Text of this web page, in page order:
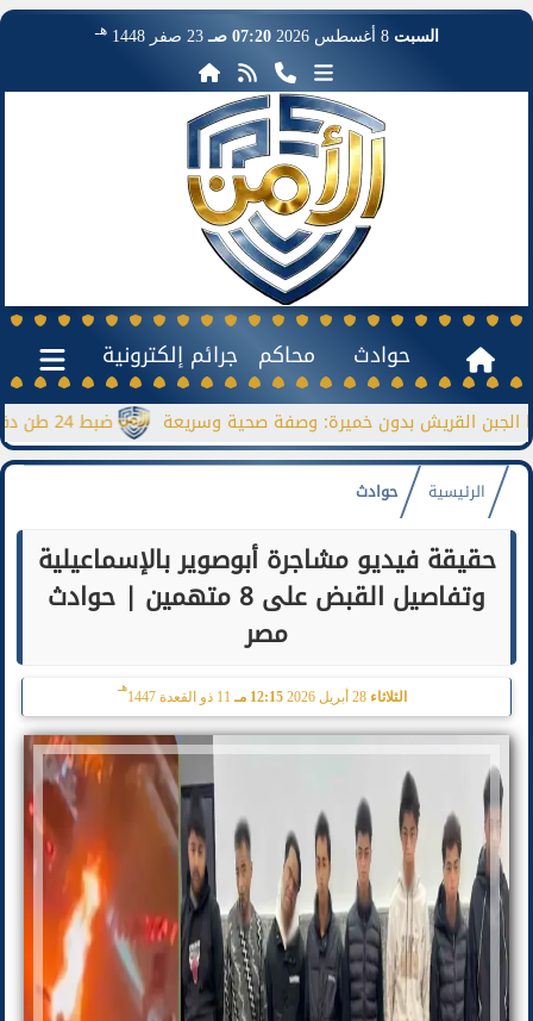
السبت 8 أغسطس 2026 07:20 صـ 23 صفر 1448 هـ
حوادث محاكم جرائم إلكترونية
ضبط 24 طن دقيق مدعم قبل بيعها بالسوق السوداء القريش بدون خميرة: وصفة صحية وسريعة
الرئيسية حوادث
حقيقة فيديو مشاجرة أبوصوير بالإسماعيلية
وتفاصيل القبض على 8 متهمين | حوادث
مصر
الثلاثاء 28 أبريل 2026 12:15 مـ 11 ذو القعدة 1447
هـ